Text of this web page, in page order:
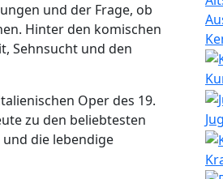
und der Frage, ob
Hinter den komischen
Sehnsucht und den
Oper des 19.
zu den beliebtesten
die lebendige